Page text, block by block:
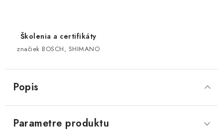
Školenia a certifikáty
značiek BOSCH, SHIMANO
Popis
Parametre produktu